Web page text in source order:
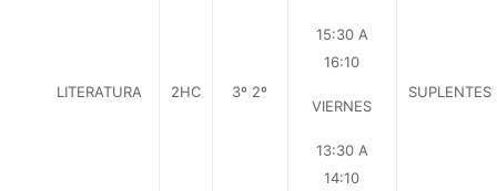
LITERATURA 2HC 3º 2º
15:30 A
16:10
VIERNES
13:30 A
14:10
SUPLENTES